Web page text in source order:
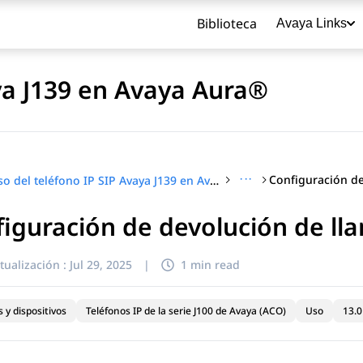
Biblioteca Avaya Links
J139 en Avaya Aura®
título
Uso del teléfono IP SIP Avaya J139 en Avaya Aura® ···
de devolución de
: Jul 29, 2025 | 1 min read
y dispositivos Teléfonos IP de la serie J100 de Avaya (ACO) Uso 13.0